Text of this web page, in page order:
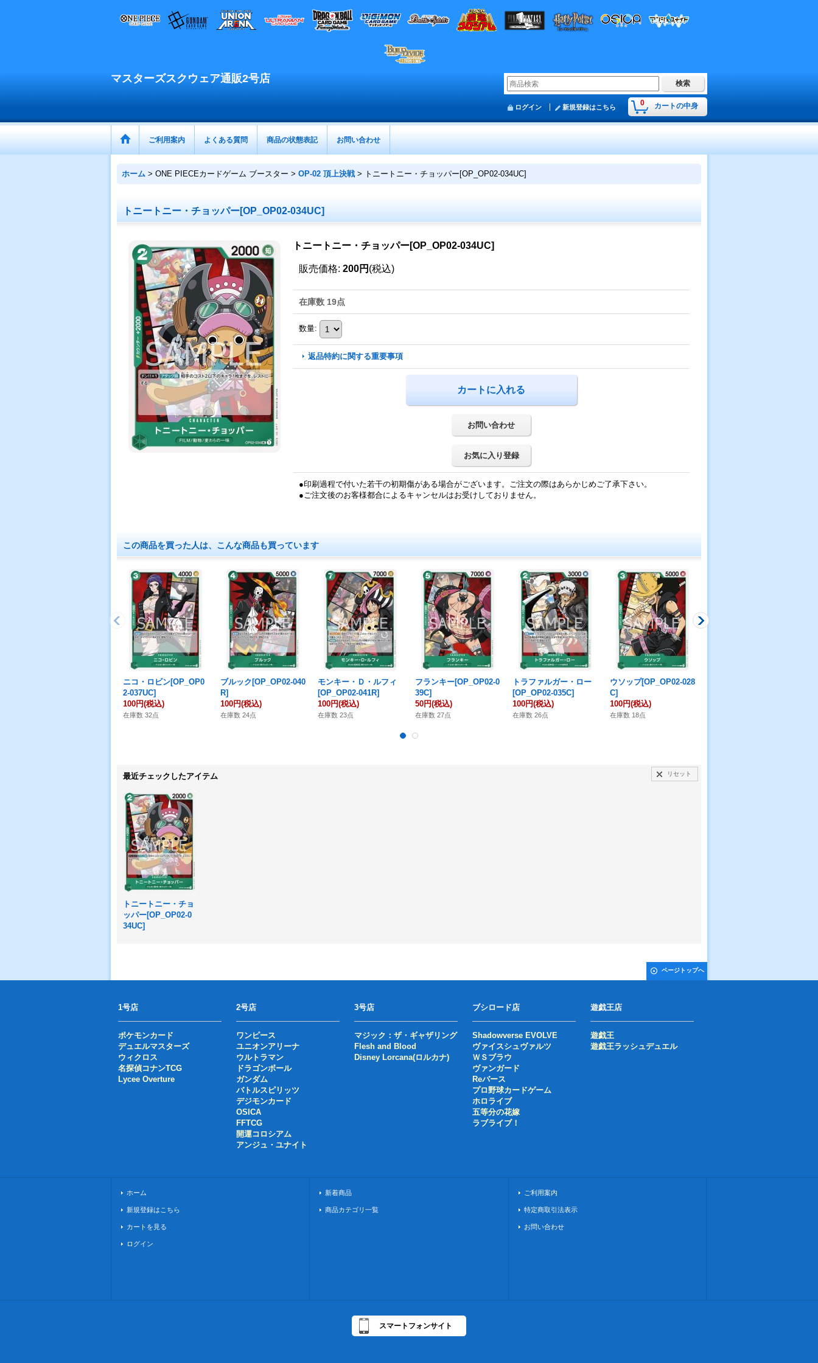
マスターズスクウェア通販2号店
0 カートの中身
ログイン 新規登録はこちら
ご利用案内 よくある質問 商品の状態表記 お問い合わせ
ホーム > ONE PIECEカードゲーム ブースター > OP-02 頂上決戦 > トニートニー・チョッパー[OP_OP02-034UC]
トニートニー・チョッパー[OP_OP02-034UC]
トニートニー・チョッパー[OP_OP02-034UC]
販売価格: 200円 (税込)
在庫数 19点
数量:
返品特約に関する重要事項
お問い合わせ
お気に入り登録
●印刷過程で付いた若干の初期傷がある場合がございます。ご注文の際はあらかじめご了承下さい。
●ご注文後のお客様都合によるキャンセルはお受けしておりません。
この商品を買った人は、こんな商品も買っています
ニコ・ロビン[OP_OP0
2-037UC]
100円(税込)
在庫数 32点
ブルック[OP_OP02-040
R]
100円(税込)
在庫数 24点
モンキー・Ｄ・ルフィ
[OP_OP02-041R]
100円(税込)
在庫数 23点
フランキー[OP_OP02-0
39C]
50円(税込)
在庫数 27点
トラファルガー・ロー
[OP_OP02-035C]
100円(税込)
在庫数 26点
ウソップ[OP_OP02-028
C]
100円(税込)
在庫数 18点
最近チェックしたアイテム リセット
トニートニー・チョ
ッパー[OP_OP02-0
34UC]
ページトップへ
1号店
ポケモンカード
デュエルマスターズ
ウィクロス
名探偵コナンTCG
Lycee Overture
2号店
ワンピース
ユニオンアリーナ
ウルトラマン
ドラゴンボール
ガンダム
バトルスピリッツ
デジモンカード
OSICA
FFTCG
開運コロシアム
アンジュ・ユナイト
3号店
マジック：ザ・ギャザリング
Flesh and Blood
Disney Lorcana(ロルカナ)
ブシロード店
Shadowverse EVOLVE
ヴァイスシュヴァルツ
ＷＳブラウ
ヴァンガード
Reバース
プロ野球カードゲーム
ホロライブ
五等分の花嫁
ラブライブ！
遊戯王店
遊戯王
遊戯王ラッシュデュエル
ホーム
新規登録はこちら
カートを見る
ログイン
新着商品
商品カテゴリ一覧
ご利用案内
特定商取引法表示
お問い合わせ
スマートフォンサイト